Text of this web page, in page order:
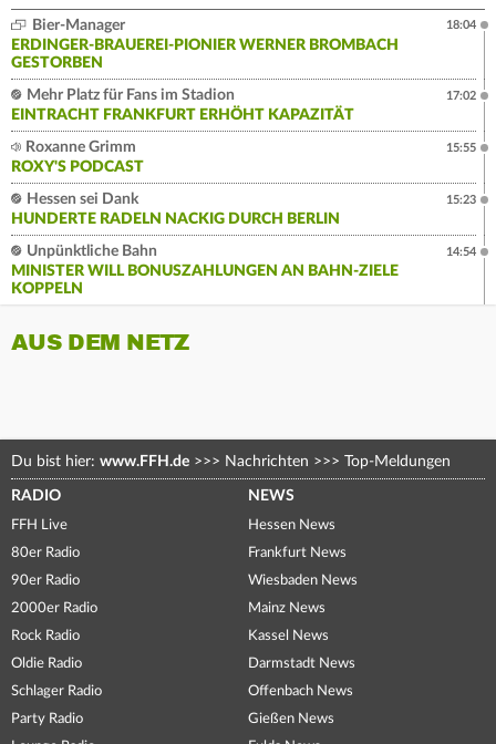
Bier-Manager
ERDINGER-BRAUEREI-PIONIER WERNER BROMBACH
GESTORBEN
18:04
Mehr Platz für Fans im Stadion
EINTRACHT FRANKFURT ERHÖHT KAPAZITÄT
17:02
Roxanne Grimm
ROXY'S PODCAST
15:55
Hessen sei Dank
HUNDERTE RADELN NACKIG DURCH BERLIN
15:23
Unpünktliche Bahn
MINISTER WILL BONUSZAHLUNGEN AN BAHN-ZIELE
KOPPELN
14:54
AUS DEM NETZ
Du bist hier: www.FFH.de >>> Nachrichten >>> Top-Meldungen
RADIO
FFH Live
80er Radio
90er Radio
2000er Radio
Rock Radio
Oldie Radio
Schlager Radio
Party Radio
NEWS
Hessen News
Frankfurt News
Wiesbaden News
Mainz News
Kassel News
Darmstadt News
Offenbach News
Gießen News